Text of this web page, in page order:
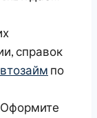
справок
по
Оформите